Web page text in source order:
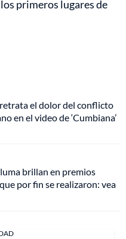
primeros lugares de
el dolor del conflicto
en el video de ‘Cumbiana’
brillan en premios
por fin se realizaron: vea